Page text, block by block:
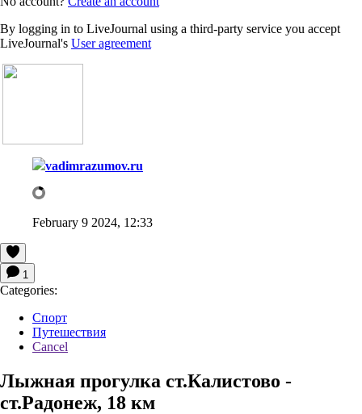
By logging in to LiveJournal using a third-party service you accept
LiveJournal's User agreement
vadimrazumov.ru
February 9 2024, 12:33
1
Categories:
Спорт
Путешествия
Cancel
Лыжная прогулка ст.Калистово -
ст.Радонеж, 18 км